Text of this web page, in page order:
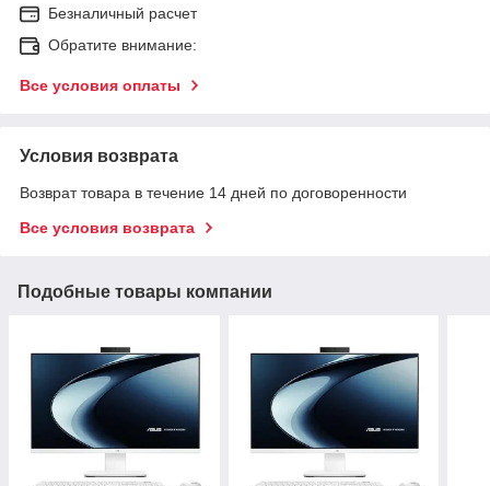
Безналичный расчет
Обратите внимание:
Все условия оплаты
Условия возврата
Возврат товара в течение 14 дней по договоренности
Все условия возврата
Подобные товары компании